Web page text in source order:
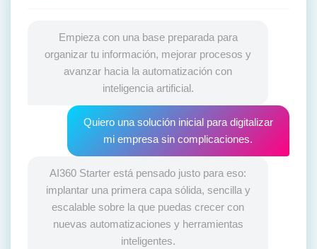
Empieza con una base preparada para
organizar tu información, mejorar procesos y
avanzar hacia la automatización con
inteligencia artificial.
Quiero una solución inicial para digitalizar
mi empresa sin complicaciones.
AI360 Starter está pensado justo para eso:
implantar una primera capa sólida, sencilla y
escalable sobre la que puedas crecer con
nuevas automatizaciones y herramientas
inteligentes.